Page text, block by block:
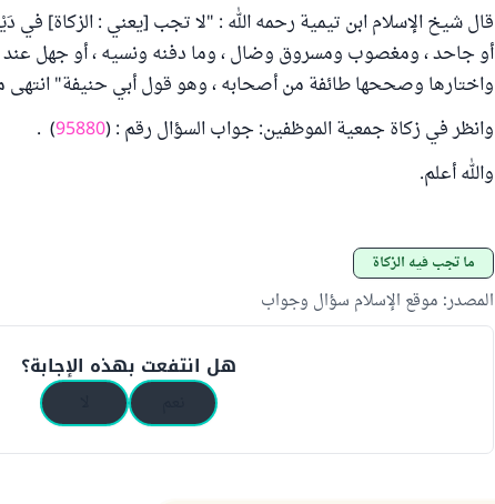
قال شيخ الإسلام ابن تيمية رحمه الله : "لا تجب [يعني : الزكاة]
أو جاحد ، ومغصوب ومسروق وضال ، وما دفنه ونسيه ، أو جهل
واختارها وصححها طائفة من أصحابه ، وهو قول أبي حنيفة" انتهى من
وانظر في زكاة جمعية الموظفين: جواب السؤال رقم : (95880
) .
والله أعلم.
ما تجب فيه الزكاة
المصدر: موقع الإسلام سؤال وجواب
هل انتفعت بهذه الإجابة؟